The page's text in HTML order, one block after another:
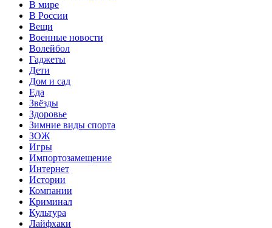
В мире
В России
Вещи
Военные новости
Волейбол
Гаджеты
Дети
Дом и сад
Еда
Звёзды
Здоровье
Зимние виды спорта
ЗОЖ
Игры
Импортозамещение
Интернет
Истории
Компании
Криминал
Культура
Лайфхаки